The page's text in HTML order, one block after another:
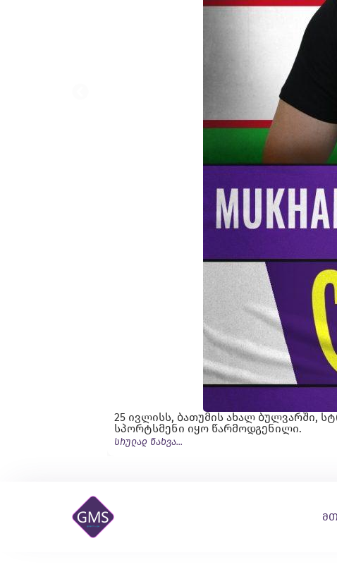
25 ივლისს, ბათუმის ახალ ბულვარში,
სპორტსმენი იყო წარმოდგენილი.
სრულად ნახვა...